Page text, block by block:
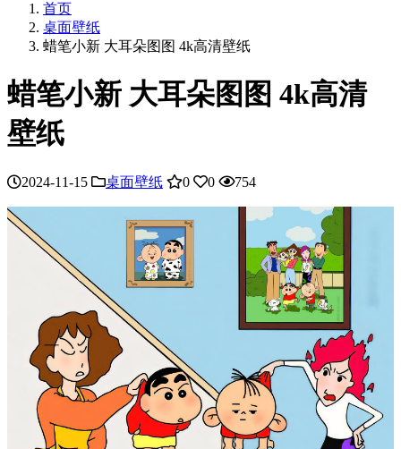
首页
桌面壁纸
蜡笔小新 大耳朵图图 4k高清壁纸
蜡笔小新 大耳朵图图 4k高清
壁纸
2024-11-15 桌面壁纸 0 0 754